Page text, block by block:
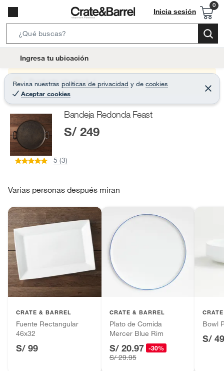
Inicia sesión
e
r
c
B
t
o
Ingresa tu ubicación
Revisa nuestras políticas de privacidad y de cookies
Aceptar cookies
C
e
r
Producto sin stock :(
Bandeja Redonda Feast
S/ 249
5 (3)
Varias personas después miran
CRATE & BARREL
Fuente Rectangular
46x32
S/ 99
CRATE & BARREL
Plato de Comida
Mercer Blue Rim
S/ 20.97 -30%
S/ 29.95
Bowl
S/